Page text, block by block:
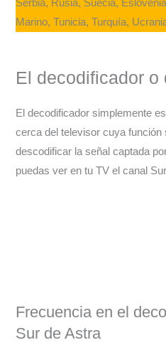
Serbia, Rusia, Suecia,
Marino, Tunicia, Turquía,
El decodificador o
El decodificador simplemente
cerca del televisor cuya
descodificar la señal captada
puedas ver en tu TV el canal
Frecuencia en el
Sur de Astra